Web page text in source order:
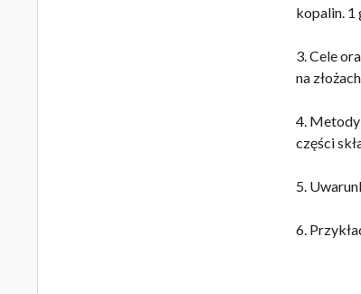
kopalin. 1
3. Cele
na
4. Metody
części
5.
6.